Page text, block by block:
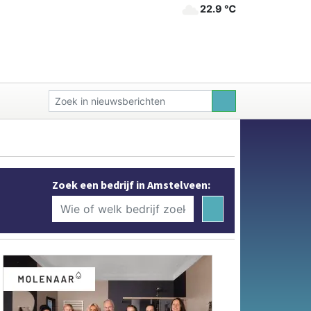
22.9 ℃
Zoek een bedrijf in Amstelveen: